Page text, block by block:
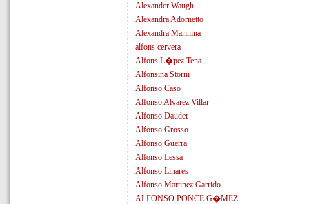
Alexander Waugh
Alexandra Adornetto
Alexandra Marinina
alfons cervera
Alfons L�pez Tena
Alfonsina Storni
Alfonso Caso
Alfonso Alvarez Villar
Alfonso Daudet
Alfonso Grosso
Alfonso Guerra
Alfonso Lessa
Alfonso Linares
Alfonso Martinez Garrido
ALFONSO PONCE G�MEZ